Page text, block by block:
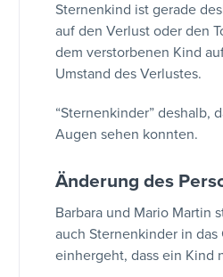
Sternenkind ist gerade
auf den Verlust oder den
dem verstorbenen Kind
Umstand des Verlustes.
“Sternenkinder” deshalb,
Augen sehen konnten.
Änderung des
Barbara und Mario Martin
auch Sternenkinder in
einhergeht, dass ein Kind